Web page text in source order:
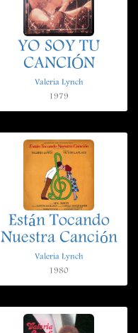
YO SOY TU
CANCIÓN
Valeria Lynch
1979
Están Tocando
Nuestra Canción
Valeria Lynch
1980